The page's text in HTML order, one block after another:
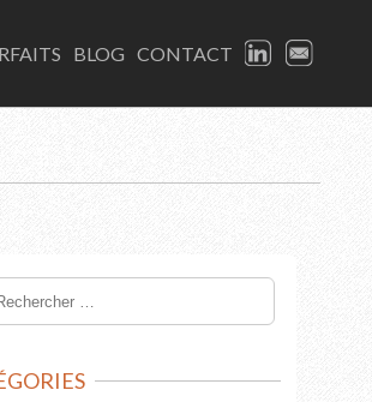
BLOG CONTACT
LINKEDIN